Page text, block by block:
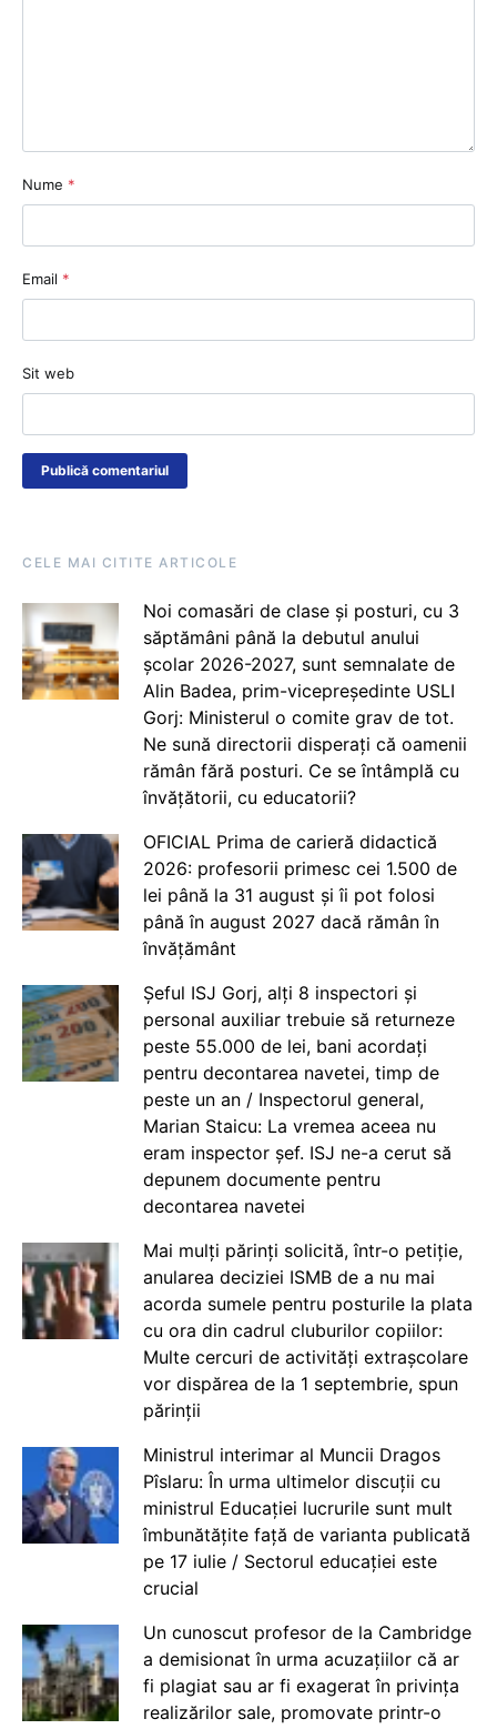
Nume *
Email *
Sit web
CELE MAI CITITE ARTICOLE
Noi comasări de clase și posturi, cu 3
săptămâni până la debutul anului
școlar 2026-2027, sunt semnalate de
Alin Badea, prim-vicepreședinte USLI
Gorj: Ministerul o comite grav de tot.
Ne sună directorii disperați că oamenii
rămân fără posturi. Ce se întâmplă cu
învățătorii, cu educatorii?
OFICIAL Prima de carieră didactică
2026: profesorii primesc cei 1.500 de
lei până la 31 august și îi pot folosi
până în august 2027 dacă rămân în
învățământ
Șeful ISJ Gorj, alți 8 inspectori și
personal auxiliar trebuie să returneze
peste 55.000 de lei, bani acordați
pentru decontarea navetei, timp de
peste un an / Inspectorul general,
Marian Staicu: La vremea aceea nu
eram inspector șef. ISJ ne-a cerut să
depunem documente pentru
decontarea navetei
Mai mulți părinți solicită, într-o petiție,
anularea deciziei ISMB de a nu mai
acorda sumele pentru posturile la plata
cu ora din cadrul cluburilor copiilor:
Multe cercuri de activități extrașcolare
vor dispărea de la 1 septembrie, spun
părinții
Ministrul interimar al Muncii Dragos
Pîslaru: În urma ultimelor discuții cu
ministrul Educației lucrurile sunt mult
îmbunătățite față de varianta publicată
pe 17 iulie / Sectorul educației este
crucial
Un cunoscut profesor de la Cambridge
a demisionat în urma acuzațiilor că ar
fi plagiat sau ar fi exagerat în privința
realizărilor sale, promovate printr-o